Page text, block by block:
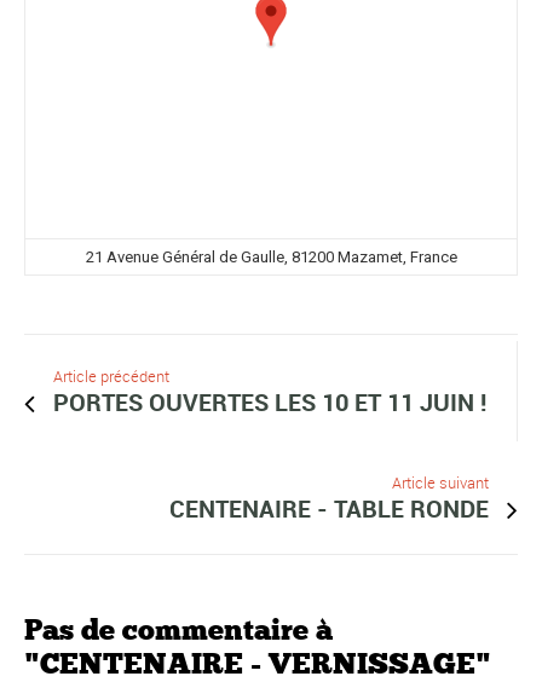
21 Avenue Général de Gaulle, 81200 Mazamet, France
Article précédent
PORTES OUVERTES LES 10 ET 11 JUIN !
Article suivant
CENTENAIRE - TABLE RONDE
Pas de commentaire à
"CENTENAIRE - VERNISSAGE"